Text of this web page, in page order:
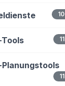
10
11
11